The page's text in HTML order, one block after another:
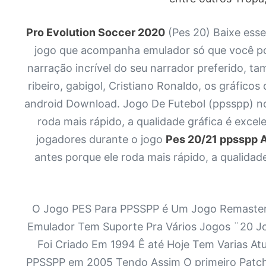
Pro Evolution Soccer 2020 (Pes 20) Baixe
jogo que acompanha emulador só que você
narração incrível do seu narrador preferido,
ribeiro, gabigol, Cristiano Ronaldo, os
android Download. Jogo De Futebol (ppsspp)
roda mais rápido, a qualidade gráfica é
jogadores durante o jogo Pes 20/21 ppsspp
antes porque ele roda mais rápido, a
O Jogo PES Para PPSSPP é Um Jogo
Emulador Tem Suporte Pra Vários Jogos ¨20
Foi Criado Em 1994 Ê até Hoje Tem Varias
PPSSPP em 2005 Tendo Assim O primeiro